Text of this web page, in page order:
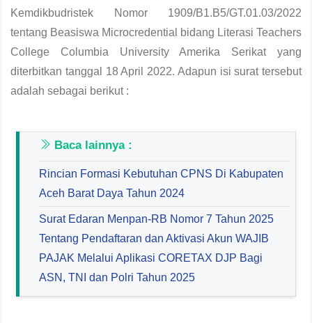
Kemdikbudristek Nomor 1909/B1.B5/GT.01.03/2022
tentang Beasiswa Microcredential bidang Literasi Teachers
College Columbia University Amerika Serikat yang
diterbitkan tanggal 18 April 2022. Adapun isi surat tersebut
adalah sebagai berikut :
Baca lainnya :
Rincian Formasi Kebutuhan CPNS Di Kabupaten
Aceh Barat Daya Tahun 2024
Surat Edaran Menpan-RB Nomor 7 Tahun 2025
Tentang Pendaftaran dan Aktivasi Akun WAJIB
PAJAK Melalui Aplikasi CORETAX DJP Bagi
ASN, TNI dan Polri Tahun 2025